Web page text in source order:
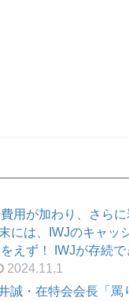
用が加わり、さら
には、IWJのキャ
えず！ IWJが存続
2024.11.1
誠・在特会会長「